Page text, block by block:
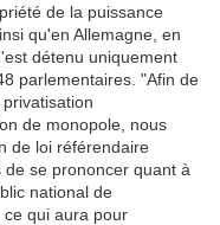
de la puissance
qu'en Allemagne, en
détenu uniquement
parlementaires. "Afin de
de monopole, nous
de loi référendaire
se prononcer quant à
national de
qui aura pour